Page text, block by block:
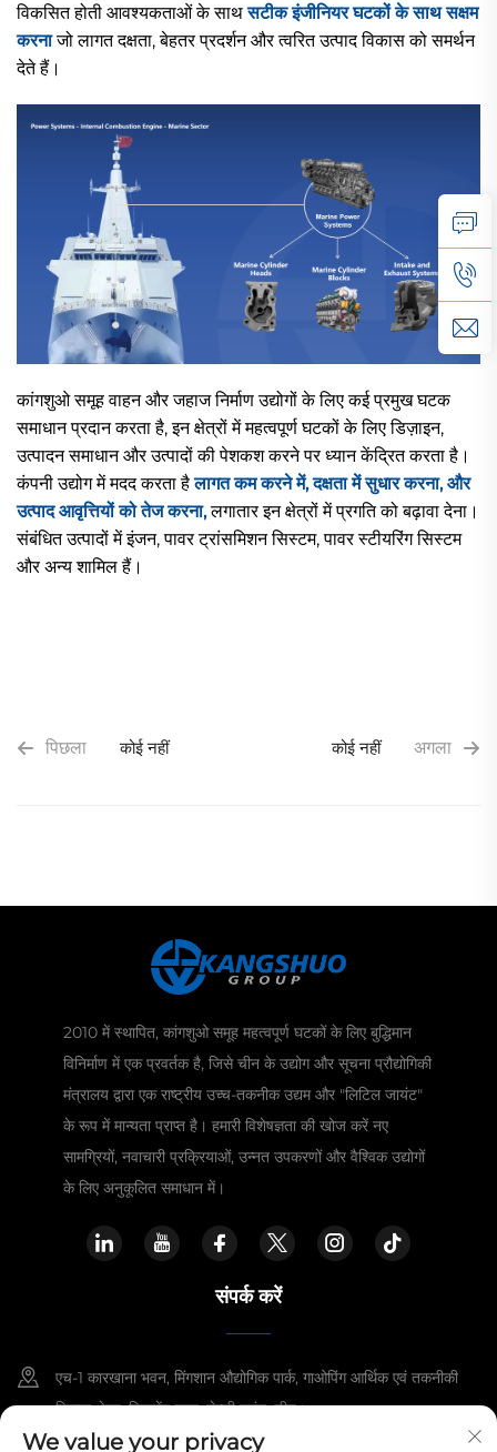
विकसित होती आवश्यकताओं के साथसटीक इंजीनियर घटकों के साथ सक्षम
करनाजो लागत दक्षता, बेहतर प्रदर्शन और त्वरित उत्पाद विकास को समर्थन
देते हैं।
कांगशुओ समूह वाहन और जहाज निर्माण उद्योगों के लिए कई प्रमुख घटक
समाधान प्रदान करता है, इन क्षेत्रों में महत्वपूर्ण घटकों के लिए डिज़ाइन,
उत्पादन समाधान और उत्पादों की पेशकश करने पर ध्यान केंद्रित करता है।
कंपनी उद्योग में मदद करता हैलागत कम करने में,दक्षता में सुधार करना, और
उत्पाद आवृत्तियों को तेज करना,लगातार इन क्षेत्रों में प्रगति को बढ़ावा देना।
संबंधित उत्पादों में इंजन, पावर ट्रांसमिशन सिस्टम, पावर स्टीयरिंग सिस्टम
और अन्य शामिल हैं।
पिछला कोई नहीं अगला
कोई नहीं
2010 में स्थापित, कांगशुओ समूह महत्वपूर्ण घटकों के लिए बुद्धिमान
विनिर्माण में एक प्रवर्तक है, जिसे चीन के उद्योग और सूचना प्रौद्योगिकी
मंत्रालय द्वारा एक राष्ट्रीय उच्च-तकनीक उद्यम और "लिटिल जायंट"
के रूप में मान्यता प्राप्त है। हमारी विशेषज्ञता की खोज करें नए
सामग्रियों, नवाचारी प्रक्रियाओं, उन्नत उपकरणों और वैश्विक उद्योगों
के लिए अनुकूलित समाधान में।
संपर्क करें
एच-1 कारखाना भवन, मिंगशान औद्योगिक पार्क, गाओपिंग आर्थिक एवं तकनीकी
विकास क्षेत्र, जिनचेंग शहर, शेन्ज़ी प्रांत, चीन।
We value your privacy